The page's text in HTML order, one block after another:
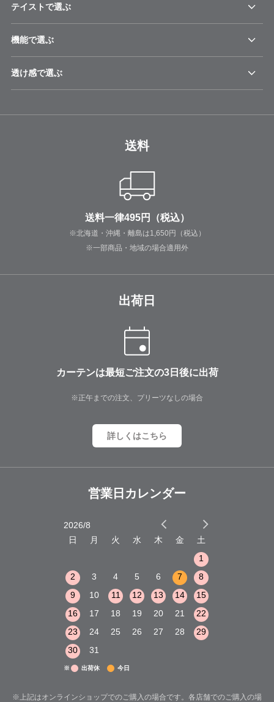
テイストで選ぶ
機能で選ぶ
透け感で選ぶ
送料
送料一律495円（税込）
※北海道・沖縄・離島は1,650円（税込）
※一部商品・地域の場合適用外
出荷日
カーテンは最短ご注文の3日後に出荷
※正午までの注文、プリーツなしの場合
詳しくはこちら
営業日カレンダー
2026/8
日
月 火 水 木 金
土
1
2
3 4 5 6 7
8
9
10 11 12 13 14
15
16
17 18 19 20 21
22
23
24 25 26 27 28
29
30
31
※ 出荷休 今日
※上記はオンラインショップでのご購入の場合です。各店舗でのご購入の場